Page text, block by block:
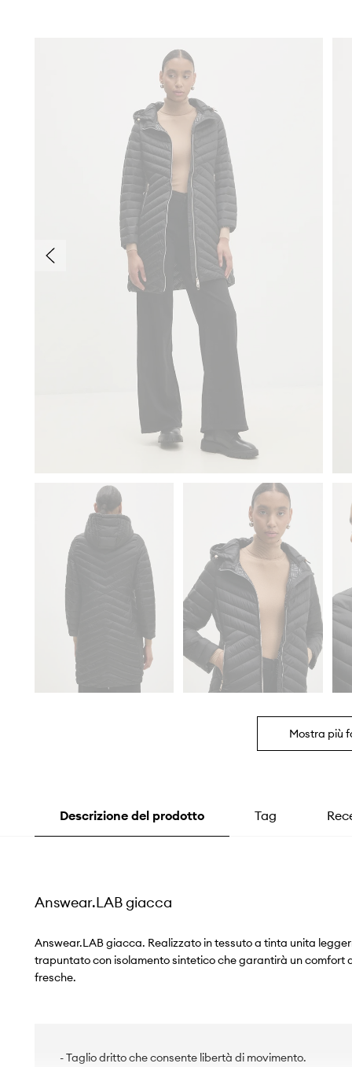
Mostra più
Descrizione del prodotto Tag
Answear.LAB giacca
Answear.LAB giacca. Realizzato in tessuto a tinta unita
trapuntato con isolamento sintetico che garantirà un comfort
fresche.
- Taglio dritto che consente libertà di movimento.